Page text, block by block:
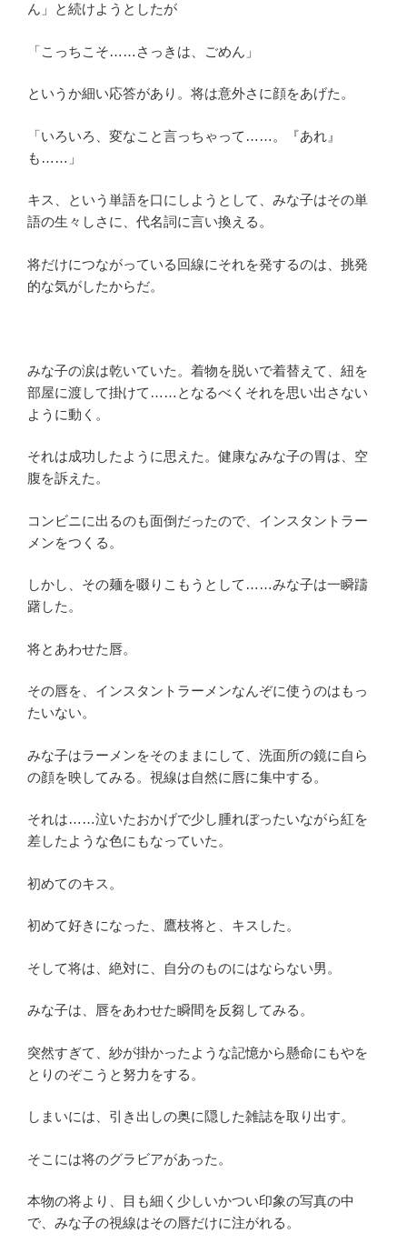
ん」と続けようとしたが
「こっちこそ……さっきは、ごめん」
というか細い応答があり。将は意外さに顔をあげた。
「いろいろ、変なこと言っちゃって……。『あれ』
も……」
キス、という単語を口にしようとして、みな子はその単
語の生々しさに、代名詞に言い換える。
将だけにつながっている回線にそれを発するのは、挑発
的な気がしたからだ。
みな子の涙は乾いていた。着物を脱いで着替えて、紐を
部屋に渡して掛けて……となるべくそれを思い出さない
ように動く。
それは成功したように思えた。健康なみな子の胃は、空
腹を訴えた。
コンビニに出るのも面倒だったので、インスタントラー
メンをつくる。
しかし、その麺を啜りこもうとして……みな子は一瞬躊
躇した。
将とあわせた唇。
その唇を、インスタントラーメンなんぞに使うのはもっ
たいない。
みな子はラーメンをそのままにして、洗面所の鏡に自ら
の顔を映してみる。視線は自然に唇に集中する。
それは……泣いたおかげで少し腫れぼったいながら紅を
差したような色にもなっていた。
初めてのキス。
初めて好きになった、鷹枝将と、キスした。
そして将は、絶対に、自分のものにはならない男。
みな子は、唇をあわせた瞬間を反芻してみる。
突然すぎて、紗が掛かったような記憶から懸命にもやを
とりのぞこうと努力をする。
しまいには、引き出しの奥に隠した雑誌を取り出す。
そこには将のグラビアがあった。
本物の将より、目も細く少しいかつい印象の写真の中
で、みな子の視線はその唇だけに注がれる。